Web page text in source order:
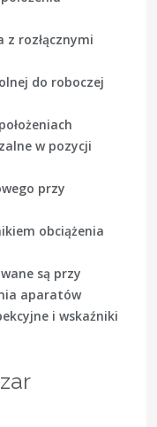
rozłącznymi
do roboczej
w pozycji
przy
obciążenia
są przy
aparatów
i wskaźniki